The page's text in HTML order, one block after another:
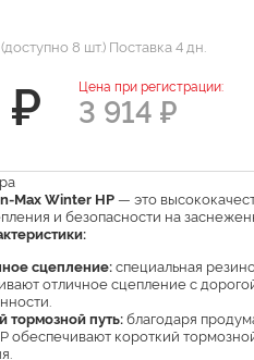
8 шт.) Поставка 4 дн.
Цена при регистрации:
3 914 ₽
Max Winter HP— это
и безопасности на
сцепление:специальная
отличное сцепление с
тормозной путь:благодаря
обеспечивают короткий